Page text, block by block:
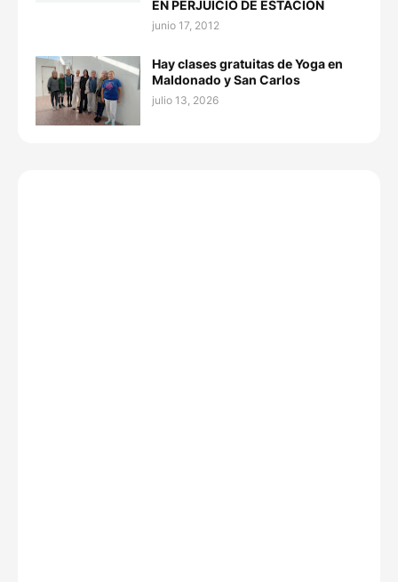
EN PERJUICIO DE ESTACION
junio 17, 2012
Hay clases gratuitas de Yoga en
Maldonado y San Carlos
julio 13, 2026